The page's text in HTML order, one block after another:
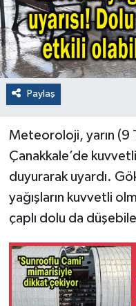
Paylaş
Meteoroloji, yarın (9
Çanakkale’de
duyurarak uyardı.
yağışların kuvvetli
çaplı dolu da